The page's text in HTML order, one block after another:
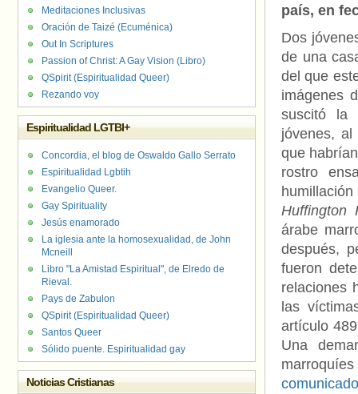
país, en
Dos
de una
del que
imágenes
suscitó la
jóvenes,
que
rostro
Huffington
árabe
después,
fueron
relaciones
las
artículo
Una
Meditaciones Inclusivas
Oración de Taizé (Ecuménica)
Out In Scriptures
Passion of Christ: A Gay Vision (Libro)
QSpirit (Espiritualidad Queer)
Rezando voy
Espiritualidad LGTBI+
Concordia, el blog de Oswaldo Gallo Serrato
Espiritualidad Lgbtih
Evangelio Queer.
Gay Spirituality
Jesús enamorado
La iglesia ante la homosexualidad, de John
Mcneill
Libro "La Amistad Espiritual", de Elredo de
Rieval.
Pays de Zabulon
QSpirit (Espiritualidad Queer)
Santos Queer
Sólido puente. Espiritualidad gay
Noticias Cristianas